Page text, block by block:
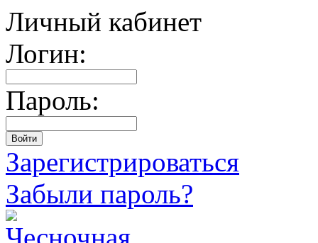
Личный кабинет
Логин:
Пароль:
Зарегистрироваться
Забыли пароль?